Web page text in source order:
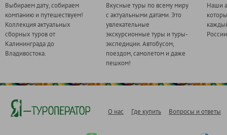
Выбираем дату, собираем
компанию и путешествуем!
Коллекция актуальных
сборных туров от
Калининграда до
Владивостока.
Вкусные туры по всему миру
с актуальными датами. Это
увлекательные
экскурсионные туры и туры-
экспедиции. Автобусом,
поездом, самолетом и даже
пешком!
Наши
О нас Где купить Вопросы и ответы